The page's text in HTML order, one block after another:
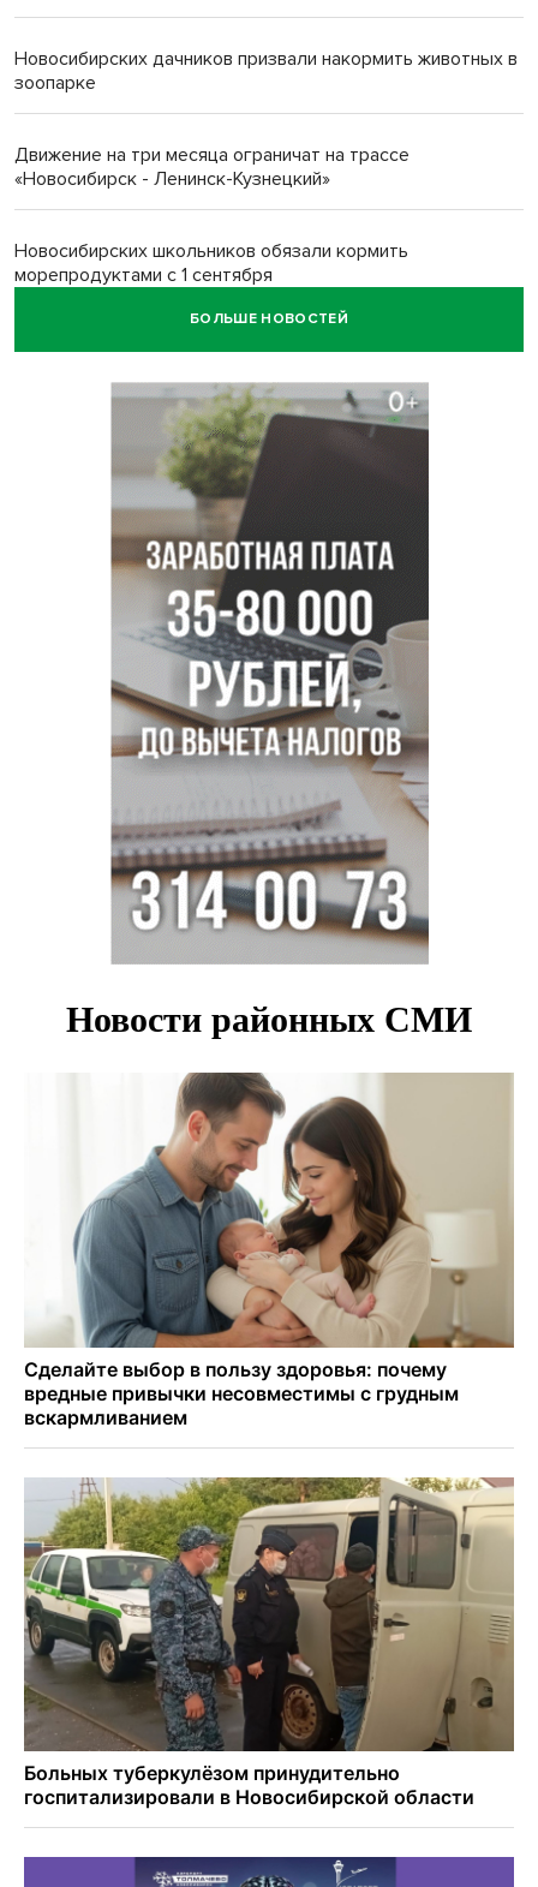
Новосибирских дачников призвали накормить животных в
зоопарке
Движение на три месяца ограничат на трассе
«Новосибирск - Ленинск-Кузнецкий»
Новосибирских школьников обязали кормить
морепродуктами с 1 сентября
БОЛЬШЕ НОВОСТЕЙ